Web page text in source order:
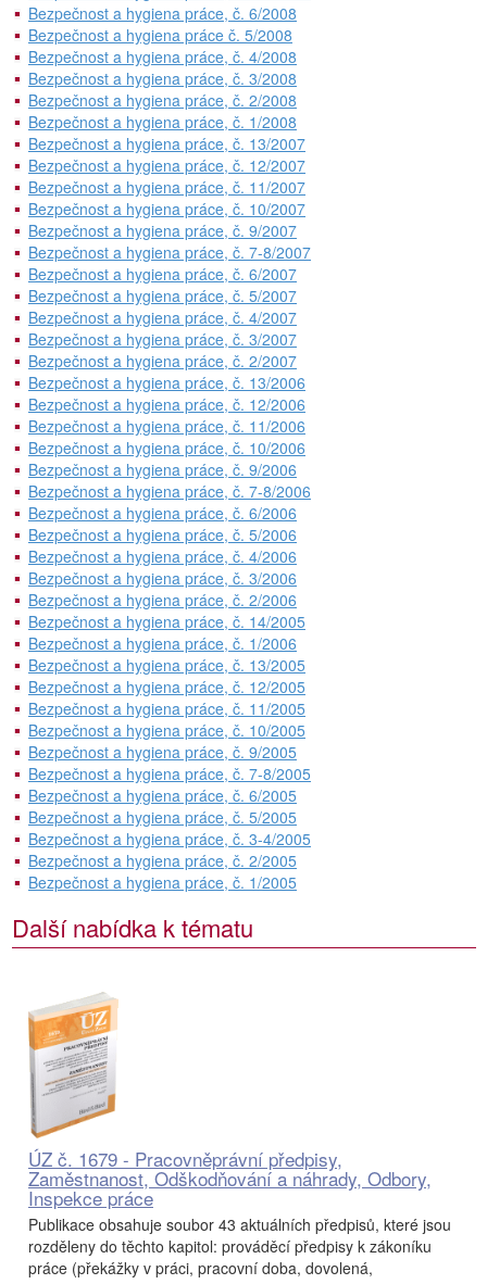
Bezpečnost a hygiena práce, č. 6/2008
Bezpečnost a hygiena práce č. 5/2008
Bezpečnost a hygiena práce, č. 4/2008
Bezpečnost a hygiena práce, č. 3/2008
Bezpečnost a hygiena práce, č. 2/2008
Bezpečnost a hygiena práce, č. 1/2008
Bezpečnost a hygiena práce, č. 13/2007
Bezpečnost a hygiena práce, č. 12/2007
Bezpečnost a hygiena práce, č. 11/2007
Bezpečnost a hygiena práce, č. 10/2007
Bezpečnost a hygiena práce, č. 9/2007
Bezpečnost a hygiena práce, č. 7-8/2007
Bezpečnost a hygiena práce, č. 6/2007
Bezpečnost a hygiena práce, č. 5/2007
Bezpečnost a hygiena práce, č. 4/2007
Bezpečnost a hygiena práce, č. 3/2007
Bezpečnost a hygiena práce, č. 2/2007
Bezpečnost a hygiena práce, č. 13/2006
Bezpečnost a hygiena práce, č. 12/2006
Bezpečnost a hygiena práce, č. 11/2006
Bezpečnost a hygiena práce, č. 10/2006
Bezpečnost a hygiena práce, č. 9/2006
Bezpečnost a hygiena práce, č. 7-8/2006
Bezpečnost a hygiena práce, č. 6/2006
Bezpečnost a hygiena práce, č. 5/2006
Bezpečnost a hygiena práce, č. 4/2006
Bezpečnost a hygiena práce, č. 3/2006
Bezpečnost a hygiena práce, č. 2/2006
Bezpečnost a hygiena práce, č. 14/2005
Bezpečnost a hygiena práce, č. 1/2006
Bezpečnost a hygiena práce, č. 13/2005
Bezpečnost a hygiena práce, č. 12/2005
Bezpečnost a hygiena práce, č. 11/2005
Bezpečnost a hygiena práce, č. 10/2005
Bezpečnost a hygiena práce, č. 9/2005
Bezpečnost a hygiena práce, č. 7-8/2005
Bezpečnost a hygiena práce, č. 6/2005
Bezpečnost a hygiena práce, č. 5/2005
Bezpečnost a hygiena práce, č. 3-4/2005
Bezpečnost a hygiena práce, č. 2/2005
Bezpečnost a hygiena práce, č. 1/2005
Další nabídka k tématu
ÚZ č. 1679 - Pracovněprávní předpisy,
Zaměstnanost, Odškodňování a náhrady, Odbory,
Inspekce práce
Publikace obsahuje soubor 43 aktuálních předpisů, které jsou
rozděleny do těchto kapitol: prováděcí předpisy k zákoníku
práce (překážky v práci, pracovní doba, dovolená,